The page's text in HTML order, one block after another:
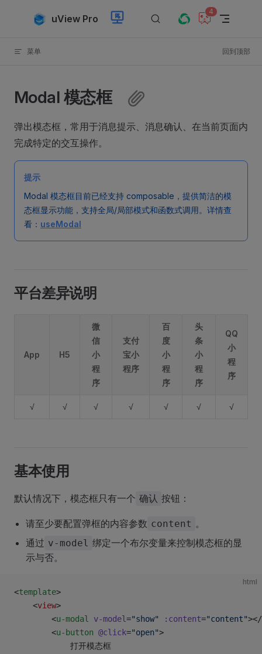
Skip to contentuView Pro
4
菜单 回到顶部
Modal 模态框
弹出模态框，常用于消息提示、消息确认、在当前页面内
完成特定的交互操作。
提示
Modal 模态框目前已经支持 composable，提供简洁的模
态框显示功能，支持全局/局部模式和函数式调用。详情查
看： useModal
平台差异说明
App H5
微
信
小
程
序
支付
宝小
程序
百
度
小
程
序
头
条
小
程
序
QQ
小
程
序
√ √ √ √ √ √ √
基本使用
默认情况下，模态框只有一个 确认 按钮：
请至少要配置弹框的内容参数 content 。
通过 v-model 绑定一个布尔变量来控制模态框的显
示与否。
html
<template>
	<
view>
		<
u-modal v-model="show" :content="content"></
		<
u-button @click="open">
			打开模态框